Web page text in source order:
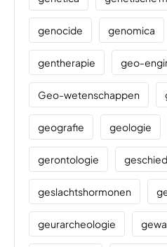
genocide genomica
gentherapie geo-
Geo-wetenschappen
geografie geologie
gerontologie
geslachtshormonen
geurarcheologie